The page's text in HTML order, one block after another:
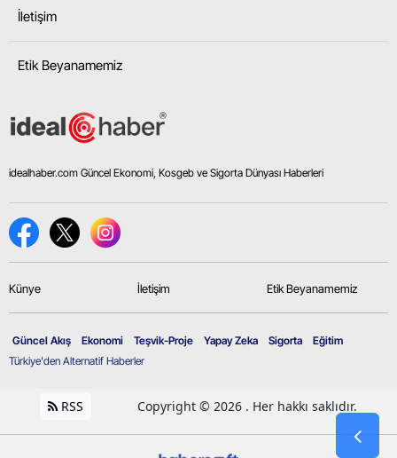
İletişim
Etik Beyanamemiz
idealhaber.com Güncel Ekonomi, Kosgeb ve Sigorta Dünyası Haberleri
Künye İletişim Etik Beyanamemiz
Türkiye'den Alternatif Haberler
Güncel Akış Ekonomi Teşvik-Proje Yapay Zeka Sigorta Eğitim
RSS Copyright © 2026 . Her hakkı saklıdır.